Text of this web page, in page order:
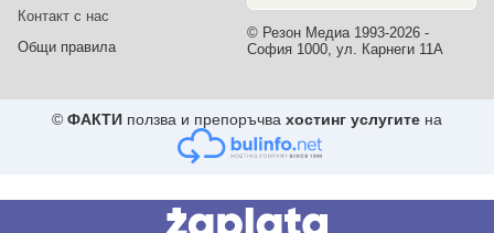
Контакт с нас
Общи правила
© Резон Медиа 1993-2026 -
София 1000, ул. Карнеги 11А
© ФАКТИ ползва и препоръчва хостинг услугите на